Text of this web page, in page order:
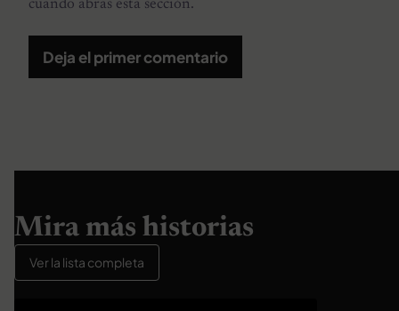
cuando abras esta sección.
Deja el primer comentario
Mira más historias
Ver la lista completa